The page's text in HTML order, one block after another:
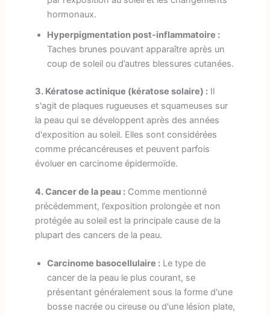
hormonaux.
Hyperpigmentation post-inflammatoire :
Taches brunes pouvant apparaître après un
coup de soleil ou d’autres blessures cutanées.
3. Kératose actinique (kératose solaire) :Il
s'agit de plaques rugueuses et squameuses sur
la peau qui se développent après des années
d'exposition au soleil. Elles sont considérées
comme précancéreuses et peuvent parfois
évoluer en carcinome épidermoïde.
4. Cancer de la peau :Comme mentionné
précédemment, l’exposition prolongée et non
protégée au soleil est la principale cause de la
plupart des cancers de la peau.
Carcinome basocellulaire :Le type de
cancer de la peau le plus courant, se
présentant généralement sous la forme d'une
bosse nacrée ou cireuse ou d'une lésion plate,